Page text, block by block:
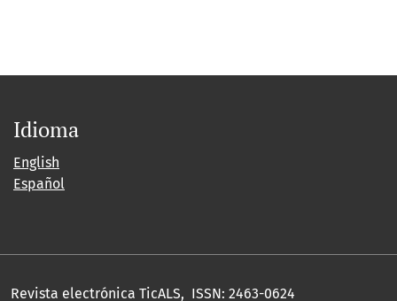
Idioma
English
Español
Revista electrónica TicALS, ISSN: 2463-0624